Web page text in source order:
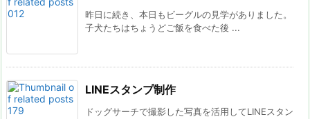
昨日に続き、本日もビーグルの見学がありました。
子犬たちはちょうどご飯を食べた後 ...
LINEスタンプ制作
ドッグサーチで撮影した写真を活用してLINEスタン